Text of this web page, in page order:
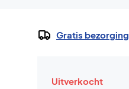
Gratis bezorging
Uitverkocht